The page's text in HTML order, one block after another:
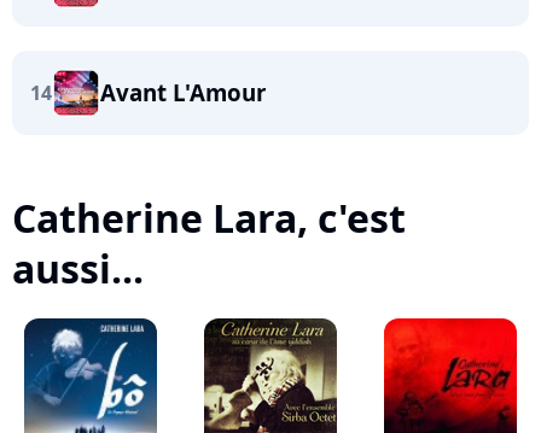
14 Avant L'Amour
Catherine Lara, c'est
aussi...